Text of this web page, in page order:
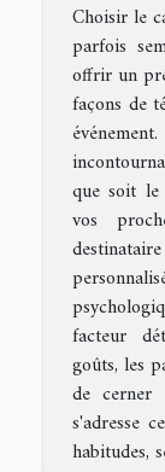
Choisir le
parfois
offrir un
façons de
que soit
vos
facteur
goûts, les
de cerner
s'adresse
habitudes,